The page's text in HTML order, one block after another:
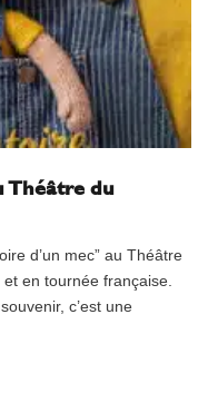
Théâtre du
d’un mec” au Théâtre
en tournée française.
c’est une